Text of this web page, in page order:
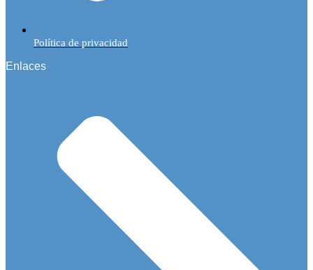
Política de privacidad
Enlaces